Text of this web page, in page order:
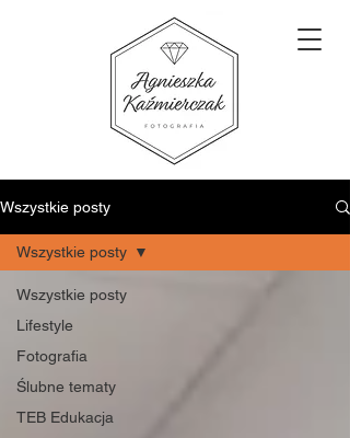
Wszystkie posty
Wszystkie posty
Lifestyle
Fotografia
Ślubne tematy
TEB Edukacja
Wszystkie posty